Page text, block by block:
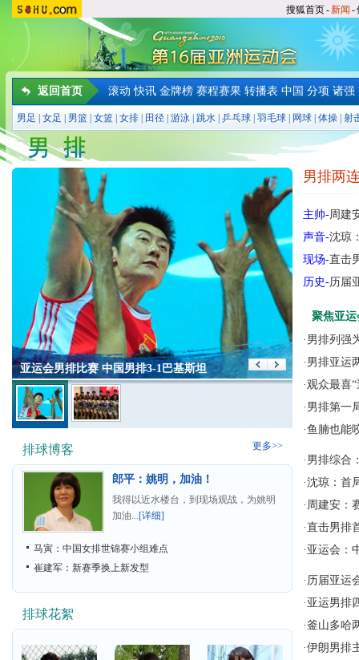
搜狐首页-新闻 -
返回首页 滚动 快讯 金牌榜 赛程赛果 转播表 中国 分项 诸强
男足 女足 男篮 女篮 女排 田径 游泳 跳水 乒乓球 羽毛球 网球 体操 射
啦啦宝贝助阵唐朝男排 男排队员帅气十足
排球博客 更多>>
郎平：姚明，加油！
我得以近水楼台，到现场观战，为姚明
加油...[详细]
马寅：中国女排世锦赛小组难点
崔建军：新赛季换上新发型
排球花絮
男排两
主帅-周建
声音-沈琼
现场-直击
历史-历届
聚焦亚
· 男排列强
· 男排亚运
·观众最喜
· 男排第一
·鱼腩也能
· 男排综合
·沈琼：首
· 周建安：
·直击男排
· 亚运会：
· 历届亚运
· 亚运男排
·釜山多哈
·伊朗男排